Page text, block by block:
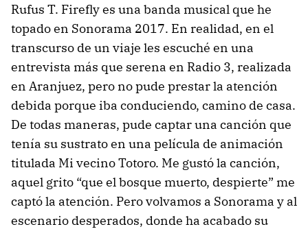
Rufus T. Firefly es una banda musical que he
topado en Sonorama 2017. En realidad, en el
transcurso de un viaje les escuché en una
entrevista más que serena en Radio 3, realizada
en Aranjuez, pero no pude prestar la atención
debida porque iba conduciendo, camino de casa.
De todas maneras, pude captar una canción que
tenía su sustrato en una película de animación
titulada Mi vecino Totoro. Me gustó la canción,
aquel grito “que el bosque muerto, despierte” me
captó la atención. Pero volvamos a Sonorama y al
escenario desperados, donde ha acabado su